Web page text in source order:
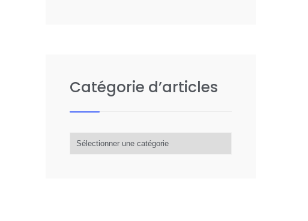
Catégorie d’articles
d’articles